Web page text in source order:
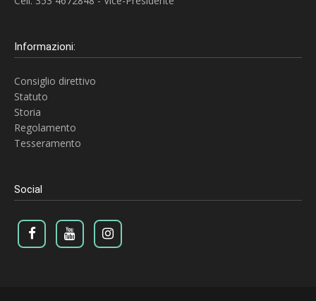
Informazioni:
Consiglio direttivo
Statuto
Storia
Regolamento
Tesseramento
Social